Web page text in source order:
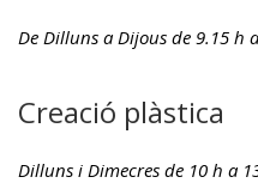
De Dilluns a Dijous de 9.15 h
Creació plàstica
Dilluns i Dimecres de 10 h a